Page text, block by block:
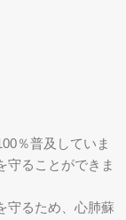
％普及していま
守ることができま
守るため、心肺蘇